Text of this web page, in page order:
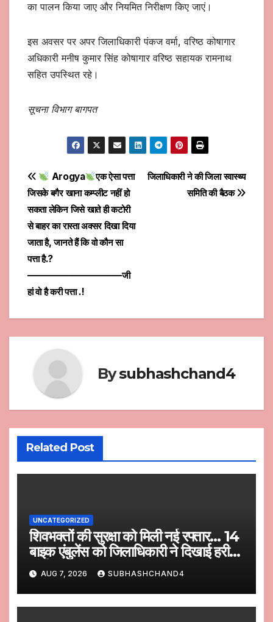
का पालन किया जाए और नियमित निरीक्षण किए जाएं।
इस अवसर पर अपर जिलाधिकारी पंकज वर्मा, वरिष्ठ कोषागार
अधिकारी मनीष कुमार सिंह कोषागार वरिष्ठ सहायक रामनाथ
सहित उपस्थित रहे।
सूचना विभाग बागपत
Post
navigation
जिलाधिकारी ने की जिला स्वास्थ्य
समिति की बैठक
Arogya
एक ऐसा पत्ता
जिसके बगैर खाना कम्प्लीट नहीं हो
सकता लेकिन जिसे खाते ही कटोरी
से बाहर का रास्ता अक्सर दिखा दिया
जाता है, जानते हैं कि वो कौन सा
पत्ता है.?
——————————–जी
हां वो है करी पत्ता .!
Bysubhashchand4
Related Post
UNCATEGORIZED
शिवभक्तों की सुरक्षा को मिली नई रफ्तार… 14
बाइक एंबुलेंस को जिलाधिकारी ने दिखाई हरी
झंडीAUG 7, 2026 SUBHASHCHAND4